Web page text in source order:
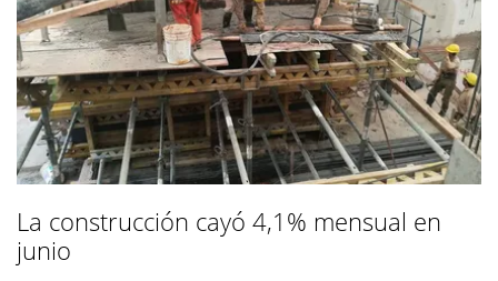
La construcción cayó 4,1% mensual en
junio